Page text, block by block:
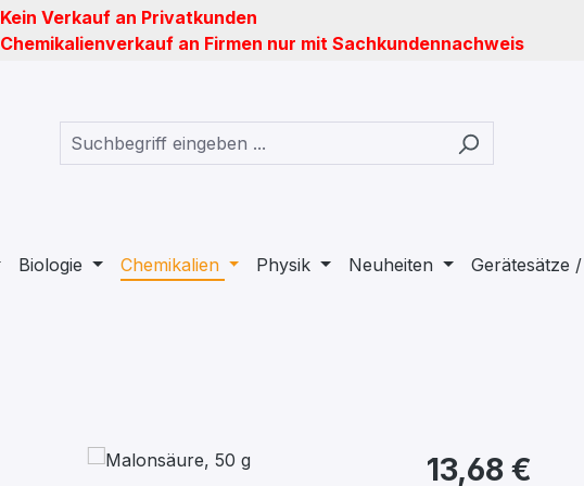
Kein Verkauf an Privatkunden
Chemikalienverkauf an Firmen nur mit Sachkundennachweis
Biologie Chemikalien Physik Neuheiten Gerätesätze
13,68 €